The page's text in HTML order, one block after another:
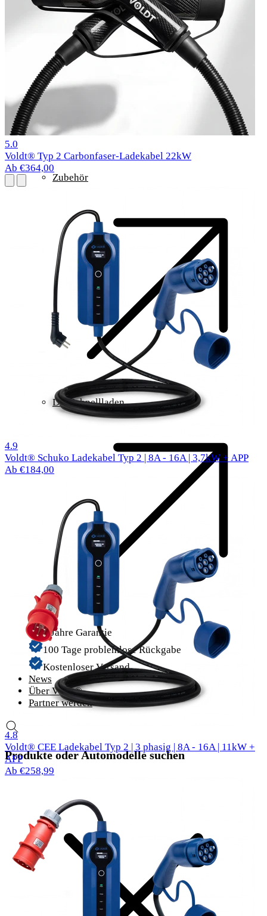
Zubehör
DC-Schnellladen
3 Jahre Garantie
100 Tage problemlose Rückgabe
Kostenloser Versand
News
Über Voldt®
Partner werden
Produkte oder Automodelle suchen
5.0
Voldt® Typ 2 Carbonfaser-Ladekabel 22kW
Ab €364,00
4.9
Voldt® Schuko Ladekabel Typ 2 | 8A - 16A | 3,7kW + APP
Ab €184,00
4.8305 Bewertungen
Voldt® CEE Ladekabel Typ 2 | 3 phasig | 8A - 16A | 11kW +
APP
Ab €258,99